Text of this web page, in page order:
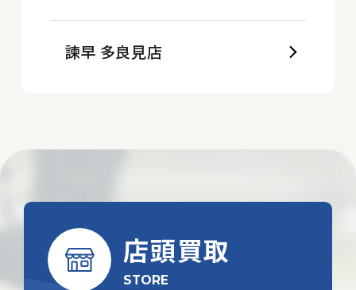
諫早 多良見店
店頭買取
STORE